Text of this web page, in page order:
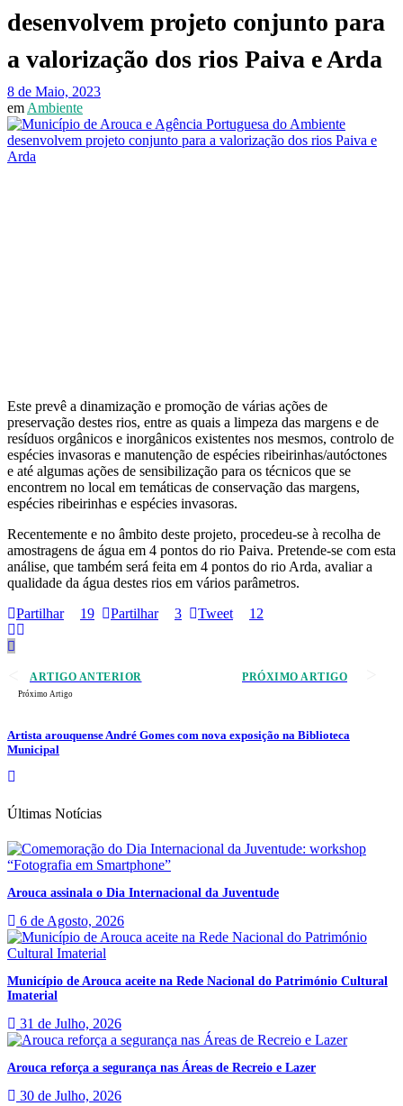
desenvolvem projeto conjunto para
a valorização dos rios Paiva e Arda
8 de Maio, 2023
em Ambiente
Este prevê a dinamização e promoção de várias ações de
preservação destes rios, entre as quais a limpeza das margens e de
resíduos orgânicos e inorgânicos existentes nos mesmos, controlo de
espécies invasoras e manutenção de espécies ribeirinhas/autóctones
e até algumas ações de sensibilização para os técnicos que se
encontrem no local em temáticas de conservação das margens,
espécies ribeirinhas e espécies invasoras.
Recentemente e no âmbito deste projeto, procedeu-se à recolha de
amostragens de água em 4 pontos do rio Paiva. Pretende-se com esta
análise, que também será feita em 4 pontos do rio Arda, avaliar a
qualidade da água destes rios em vários parâmetros.
Partilhar
19 Partilhar 3 Tweet 12
ARTIGO ANTERIOR PRÓXIMO ARTIGO
Próximo Artigo
Artista arouquense André Gomes com nova exposição na Biblioteca
Municipal
Últimas Notícias
Arouca assinala o Dia Internacional da Juventude
6 de Agosto, 2026
Município de Arouca aceite na Rede Nacional do Património Cultural
Imaterial
31 de Julho, 2026
Arouca reforça a segurança nas Áreas de Recreio e Lazer
30 de Julho, 2026